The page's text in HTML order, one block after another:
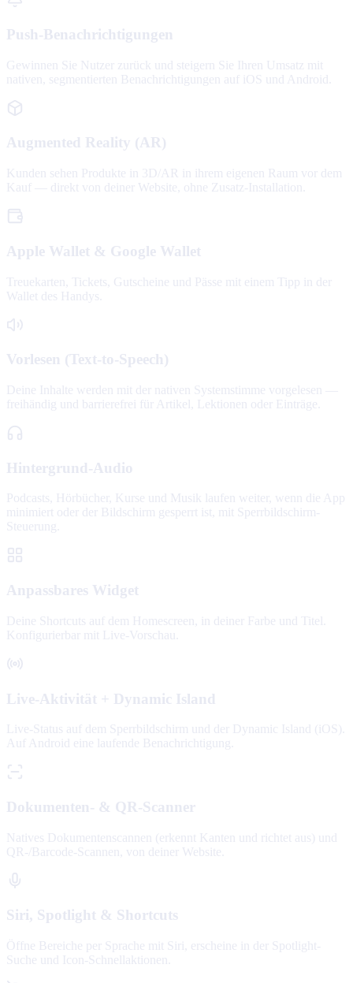
Push-Benachrichtigungen
Gewinnen Sie Nutzer zurück und steigern Sie Ihren Umsatz mit
nativen, segmentierten Benachrichtigungen auf iOS und Android.
Augmented Reality (AR)
Kunden sehen Produkte in 3D/AR in ihrem eigenen Raum vor dem
Kauf — direkt von deiner Website, ohne Zusatz-Installation.
Apple Wallet & Google Wallet
Treuekarten, Tickets, Gutscheine und Pässe mit einem Tipp in der
Wallet des Handys.
Vorlesen (Text-to-Speech)
Deine Inhalte werden mit der nativen Systemstimme vorgelesen —
freihändig und barrierefrei für Artikel, Lektionen oder Einträge.
Hintergrund-Audio
Podcasts, Hörbücher, Kurse und Musik laufen weiter, wenn die App
minimiert oder der Bildschirm gesperrt ist, mit Sperrbildschirm-
Steuerung.
Anpassbares Widget
Deine Shortcuts auf dem Homescreen, in deiner Farbe und Titel.
Konfigurierbar mit Live-Vorschau.
Live-Aktivität + Dynamic Island
Live-Status auf dem Sperrbildschirm und der Dynamic Island (iOS).
Auf Android eine laufende Benachrichtigung.
Dokumenten- & QR-Scanner
Natives Dokumentenscannen (erkennt Kanten und richtet aus) und
QR-/Barcode-Scannen, von deiner Website.
Siri, Spotlight & Shortcuts
Öffne Bereiche per Sprache mit Siri, erscheine in der Spotlight-
Suche und Icon-Schnellaktionen.